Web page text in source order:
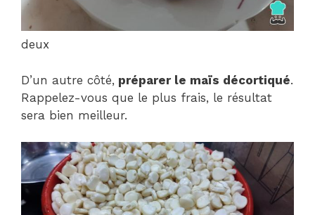
deux
D’un autre côté, préparer le maïs décortiqué.
Rappelez-vous que le plus frais, le résultat
sera bien meilleur.